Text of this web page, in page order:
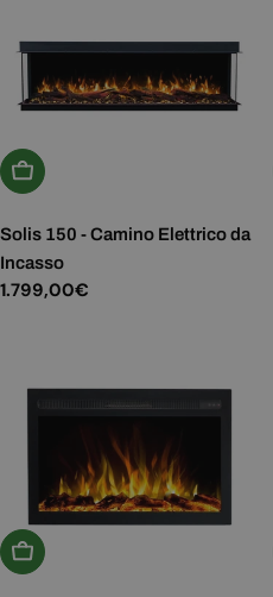
Aggiungi Al Carrello
Solis 150 - Camino Elettrico da
Incasso
Prezzo
1.799,00€
Aggiungi Al Carrello